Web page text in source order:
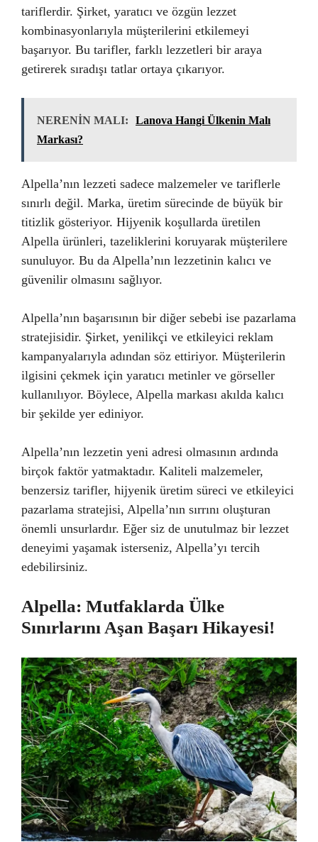
tariflerdir. Şirket, yaratıcı ve özgün lezzet
kombinasyonlarıyla müşterilerini etkilemeyi
başarıyor. Bu tarifler, farklı lezzetleri bir araya
getirerek sıradışı tatlar ortaya çıkarıyor.
NERENİN MALI:
Lanova Hangi Ülkenin Malı
Markası?
Alpella’nın lezzeti sadece malzemeler ve tariflerle
sınırlı değil. Marka, üretim sürecinde de büyük bir
titizlik gösteriyor. Hijyenik koşullarda üretilen
Alpella ürünleri, tazeliklerini koruyarak müşterilere
sunuluyor. Bu da Alpella’nın lezzetinin kalıcı ve
güvenilir olmasını sağlıyor.
Alpella’nın başarısının bir diğer sebebi ise pazarlama
stratejisidir. Şirket, yenilikçi ve etkileyici reklam
kampanyalarıyla adından söz ettiriyor. Müşterilerin
ilgisini çekmek için yaratıcı metinler ve görseller
kullanılıyor. Böylece, Alpella markası akılda kalıcı
bir şekilde yer ediniyor.
Alpella’nın lezzetin yeni adresi olmasının ardında
birçok faktör yatmaktadır. Kaliteli malzemeler,
benzersiz tarifler, hijyenik üretim süreci ve etkileyici
pazarlama stratejisi, Alpella’nın sırrını oluşturan
önemli unsurlardır. Eğer siz de unutulmaz bir lezzet
deneyimi yaşamak isterseniz, Alpella’yı tercih
edebilirsiniz.
Alpella: Mutfaklarda Ülke
Sınırlarını Aşan Başarı Hikayesi!